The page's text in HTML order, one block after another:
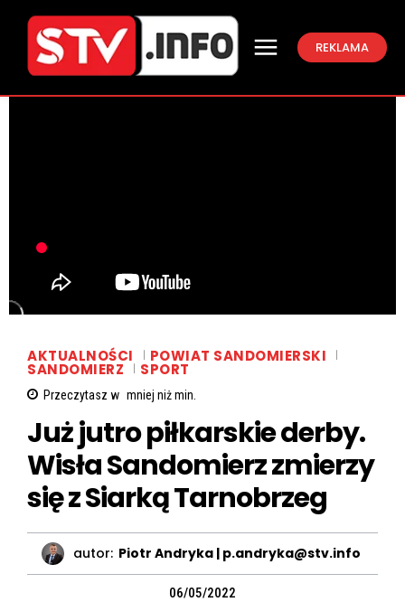
REKLAMA
AKTUALNOŚCI POWIAT SANDOMIERSKI
SANDOMIERZ SPORT
Przeczytasz w mniej niżmin.
Już jutro piłkarskie derby.
Wisła Sandomierz zmierzy
się z Siarką Tarnobrzeg
autor: Piotr Andryka | p.andryka@stv.info
06/05/2022